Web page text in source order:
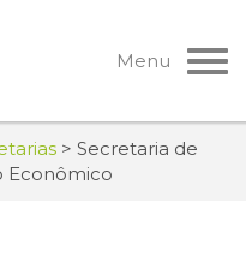
Menu
> Secretaria de
Econômico